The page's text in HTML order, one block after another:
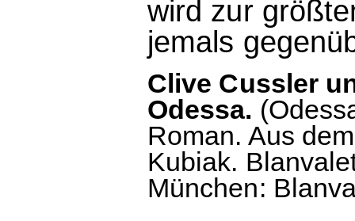
wird zur
jemals
Clive Cussler
Odessa.
Roman. Aus
Kubiak.
München: